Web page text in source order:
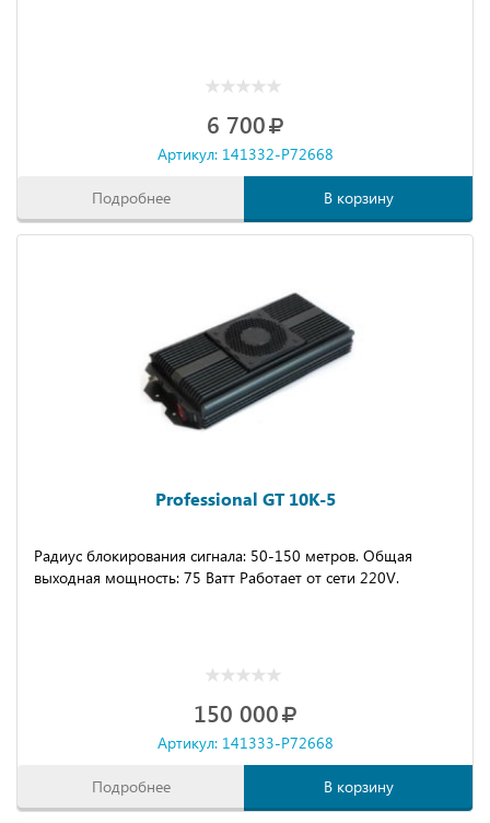
6 700
Артикул: 141332-P72668
Подробнее В корзину
Professional GT 10K-5
Радиус блокирования сигнала: 50-150 метров. Общая
выходная мощность: 75 Ватт Работает от сети 220V.
150 000
Артикул: 141333-P72668
Подробнее В корзину